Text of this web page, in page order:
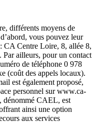
différents moyens de
vous pouvez leur
CA Centre Loire, 8, allée 8,
ailleurs, pour un contact
de téléphone 0 978
(coût des appels locaux).
est également proposé,
personnel sur www.ca-
dénommé CAEL, est
ainsi une option
aux services